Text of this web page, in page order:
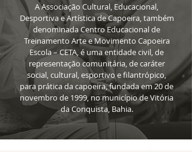
A Associação Cultural, Educacional,
Desportiva e Artística de Capoeira, também
denominada Centro Educacional de
Treinamento Arte e Movimento Capoeira
Escola – CETA, é uma entidade civil, de
representação comunitária, de caráter
social, cultural, esportivo e filantrópico,
para prática da capoeira, fundada em 20 de
novembro de 1999, no município de Vitória
da Conquista, Bahia.